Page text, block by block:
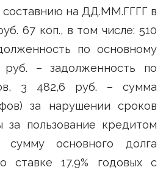
на ДД.ММ.ГГГГ в
67 коп., в том числе: 510
по основному
руб. – задолженность по
3 482,6 руб. – сумма
за нарушении сроков
за пользование кредитом
сумму основного долга
ставке 17,9% годовых с